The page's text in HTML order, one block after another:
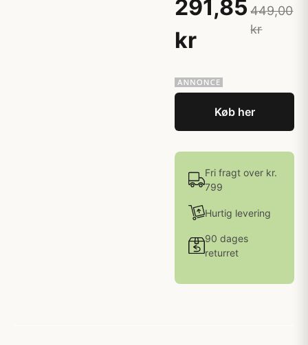
291,85
kr
449,00
kr
Køb her
Fri fragt over kr.
799
Hurtig levering
90 dages
returret